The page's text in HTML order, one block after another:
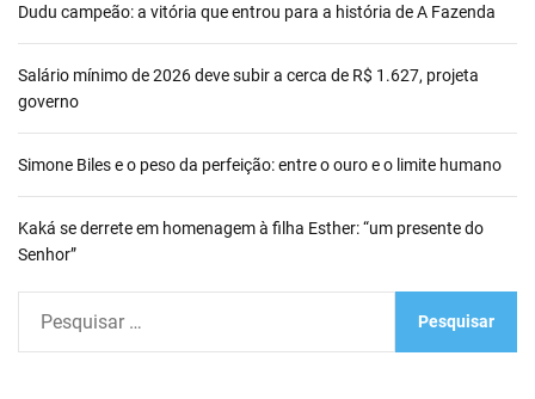
Dudu campeão: a vitória que entrou para a história de A Fazenda
Salário mínimo de 2026 deve subir a cerca de R$ 1.627, projeta
governo
Simone Biles e o peso da perfeição: entre o ouro e o limite humano
Kaká se derrete em homenagem à filha Esther: “um presente do
Senhor”